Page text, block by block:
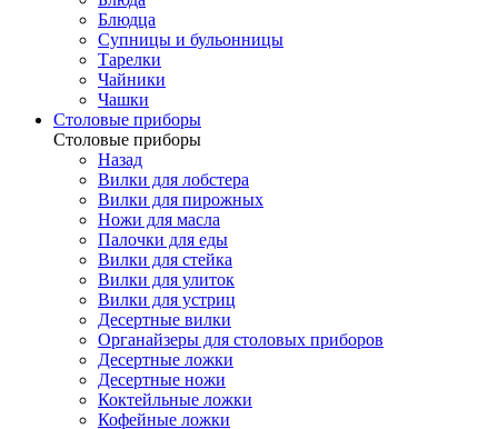
Блюдца
Супницы и бульонницы
Тарелки
Чайники
Чашки
Cтоловые приборы
Cтоловые приборы
Назад
Вилки для лобстера
Вилки для пирожных
Ножи для масла
Палочки для еды
Вилки для стейка
Вилки для улиток
Вилки для устриц
Десертные вилки
Органайзеры для столовых приборов
Десертные ложки
Десертные ножи
Коктейльные ложки
Кофейные ложки